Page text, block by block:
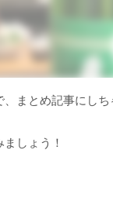
、まとめ記事にし
しょう！